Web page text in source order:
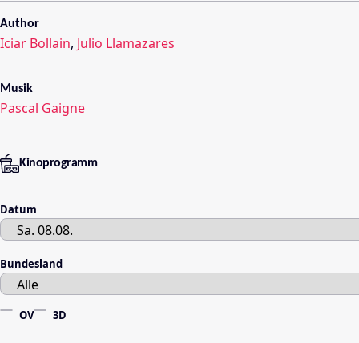
Author
Iciar Bollain, Julio Llamazares
Musik
Pascal Gaigne
Kinoprogramm
Datum
Bundesland
OV 3D